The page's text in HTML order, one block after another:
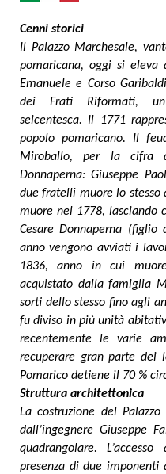
Cenni storici
Il Palazzo Marchesale,
pomaricana, oggi si eleva
Emanuele e Corso
dei Frati Riformati,
seicentesca. Il 1771
popolo pomaricano. Il
Miroballo, per la cifra
Donnaperna: Giuseppe
due fratelli muore lo stesso
muore nel 1778, lasciando
Cesare Donnaperna (figlio
anno vengono avviati i
1836, anno in cui
acquistato dalla famiglia
sorti dello stesso fino agli
fu diviso in più unità
recentemente le varie
recuperare gran parte dei
Pomarico detiene il 70 %
Struttura architettonica
La costruzione del
dall’ingegnere Giuseppe
quadrangolare.
presenza di due imponenti